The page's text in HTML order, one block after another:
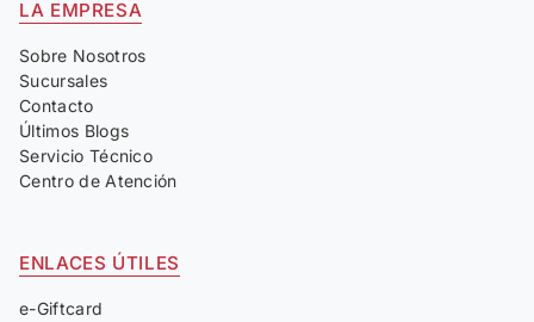
LA EMPRESA
Sobre Nosotros
Sucursales
Contacto
Últimos Blogs
Servicio Técnico
Centro de Atención
ENLACES ÚTILES
e-Giftcard